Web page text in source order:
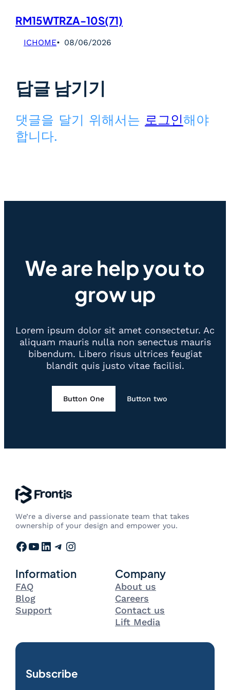
RM15WTRZA-10S(71)
ICHOME 08/06/2026
답글 남기기
댓글을 달기 위해서는 로그인해야
합니다.
We are help you to
grow up
Lorem ipsum dolor sit amet consectetur. Ac
aliquam mauris nulla non senectus mauris
bibendum. Libero risus ultrices feugiat
blandit quis justo vitae facilisi.
Button One Button two
We’re a diverse and passionate team that takes
ownership of your design and empower you.
Facebook YouTube LinkedIn Telegram Instagram
Information
FAQ
Blog
Support
Company
About us
Careers
Contact us
Lift Media
Subscribe